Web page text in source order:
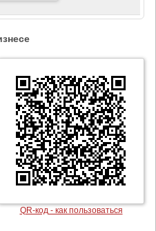
QR-код - как пользоваться